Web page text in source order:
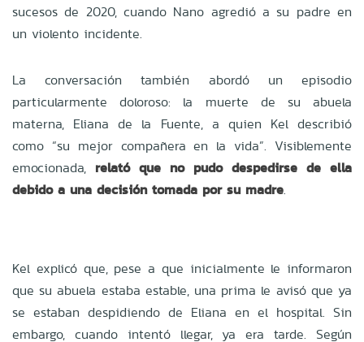
sucesos de 2020, cuando Nano agredió a su padre en
un violento incidente.
La conversación también abordó un episodio
particularmente doloroso: la muerte de su abuela
materna, Eliana de la Fuente, a quien Kel describió
como “su mejor compañera en la vida”. Visiblemente
emocionada, relató que no pudo despedirse de ella
debido a una decisión tomada por su madre.
Kel explicó que, pese a que inicialmente le informaron
que su abuela estaba estable, una prima le avisó que ya
se estaban despidiendo de Eliana en el hospital. Sin
embargo, cuando intentó llegar, ya era tarde. Según